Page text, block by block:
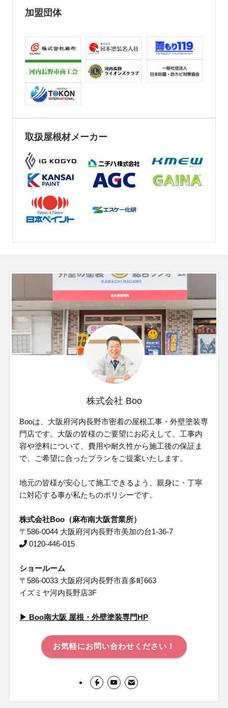
加盟団体
取扱屋根材メーカー
株式会社 Boo
Booは、大阪府河内⻑野市密着の屋根工事・外壁塗装専
門店です。⼤阪の皆様のご要望にお応えして、⼯事内
容や塗料について、費⽤や耐久性から施⼯後の保証ま
で、ご希望に合ったプランをご提案いたします。
地元の皆様が安⼼して施⼯できるよう、親⾝に・丁寧
に対応する事が私たちのポリシーです。
株式会社Boo（麻布南大阪営業所）
〒586-0044 大阪府河内長野市美加の台1-36-7
0120-446-015
ショールーム
〒586-0033 大阪府河内長野市喜多町663
イズミヤ河内長野店3F
▶︎ Boo南⼤阪 屋根・外壁塗装専⾨HP
お気軽にお問い合わせください！